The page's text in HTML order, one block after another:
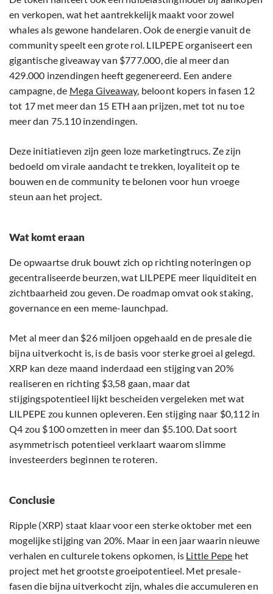
en verkopen, wat het aantrekkelijk maakt voor zowel
whales als gewone handelaren. Ook de energie vanuit de
community speelt een grote rol. LILPEPE organiseert een
gigantische giveaway van $777.000, die al meer dan
429.000 inzendingen heeft gegenereerd. Een andere
campagne, de Mega Giveaway, beloont kopers in fasen 12
tot 17 met meer dan 15 ETH aan prijzen, met tot nu toe
meer dan 75.110 inzendingen.
Deze initiatieven zijn geen loze marketingtrucs. Ze zijn
bedoeld om virale aandacht te trekken, loyaliteit op te
bouwen en de community te belonen voor hun vroege
steun aan het project.
Wat komt eraan
De opwaartse druk bouwt zich op richting noteringen op
gecentraliseerde beurzen, wat LILPEPE meer liquiditeit en
zichtbaarheid zou geven. De roadmap omvat ook staking,
governance en een meme-launchpad.
Met al meer dan $26 miljoen opgehaald en de presale die
bijna uitverkocht is, is de basis voor sterke groei al gelegd.
XRP kan deze maand inderdaad een stijging van 20%
realiseren en richting $3,58 gaan, maar dat
stijgingspotentieel lijkt bescheiden vergeleken met wat
LILPEPE zou kunnen opleveren. Een stijging naar $0,112 in
Q4 zou $100 omzetten in meer dan $5.100. Dat soort
asymmetrisch potentieel verklaart waarom slimme
investeerders beginnen te roteren.
Conclusie
Ripple (XRP) staat klaar voor een sterke oktober met een
mogelijke stijging van 20%. Maar in een jaar waarin nieuwe
verhalen en culturele tokens opkomen, is Little Pepe het
project met het grootste groeipotentieel. Met presale-
fasen die bijna uitverkocht zijn, whales die accumuleren en